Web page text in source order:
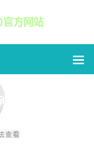
书范文